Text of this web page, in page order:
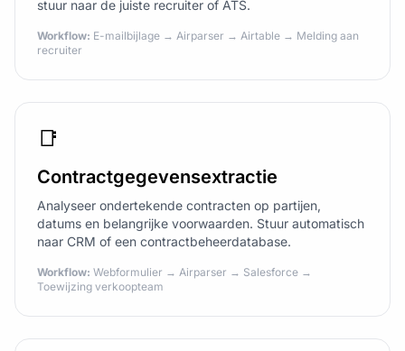
stuur naar de juiste recruiter of ATS.
Workflow: E-mailbijlage → Airparser → Airtable → Melding aan
recruiter
📑
Contractgegevensextractie
Analyseer ondertekende contracten op partijen,
datums en belangrijke voorwaarden. Stuur automatisch
naar CRM of een contractbeheerdatabase.
Workflow: Webformulier → Airparser → Salesforce →
Toewijzing verkoopteam